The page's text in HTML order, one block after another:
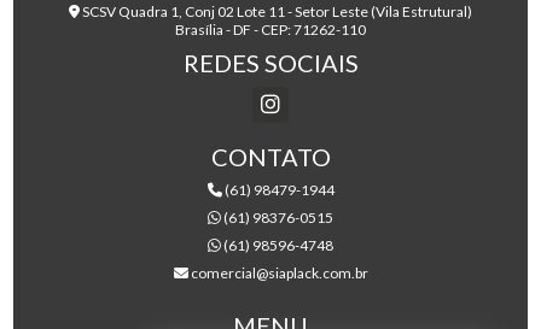
SCSV Quadra 1, Conj 02 Lote 11 - Setor Leste (Vila Estrutural)
Brasília - DF - CEP: 71262-110
REDES SOCIAIS
CONTATO
(61) 98479-1944
(61) 98376-0515
(61) 98596-4748
comercial@siaplack.com.br